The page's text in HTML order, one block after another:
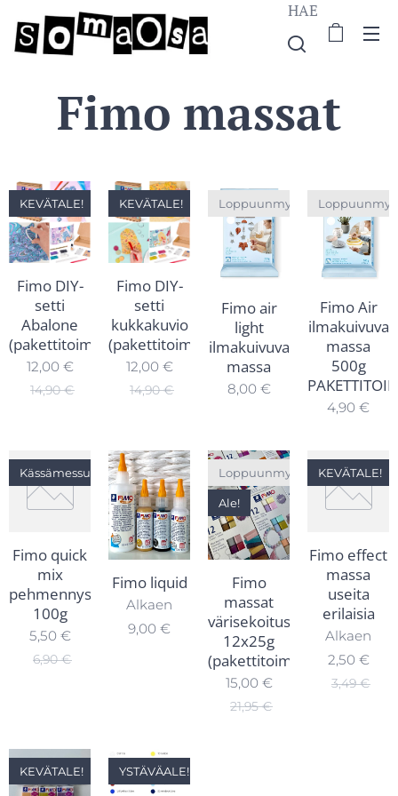
HAE
Fimo massat
Fimo DIY-
setti
Abalone
(pakettitoimitus)
KEVÄTALE!
12,00€
14,90€
Fimo DIY-
setti
kukkakuvio
(pakettitoimitus)
KEVÄTALE!
12,00€
14,90€
Fimo air
light
ilmakuivuva
massa
Loppuunmyyty
8,00€
Fimo Air
ilmakuivuva
massa
500g
4,90 €
Fimo quick
mix
pehmennysmassa
100g
Kässämessutarjous
5,50€
6,90€
Fimo liquid
Alkaen
9,00 €
Fimo
massat
värisekoitus
12x25g
(pakettitoimitus)
Loppuunmyyty
Ale!
15,00€
21,95€
Fimo effect
massa
useita
erilaisia
KEVÄTALE!
Alkaen
2,50€
3,49€
KEVÄTALE! YSTÄVÄALE!